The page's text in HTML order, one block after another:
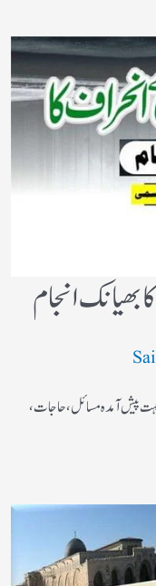
انجام
جہت پیش آمدہ مسائل ، حاجات ،